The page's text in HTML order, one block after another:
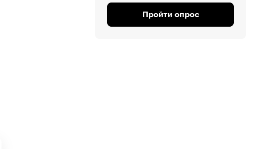
Пройти опрос